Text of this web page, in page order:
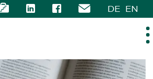
DE EN